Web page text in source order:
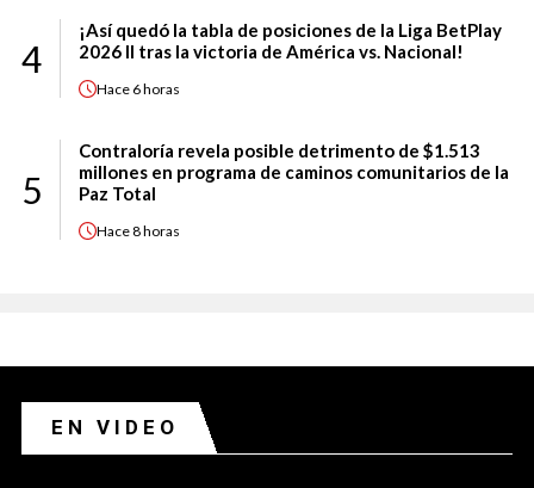
4
¡Así quedó la tabla de posiciones de la Liga BetPlay
2026 II tras la victoria de América vs. Nacional!
Hace 6 horas
5
Contraloría revela posible detrimento de $1.513
millones en programa de caminos comunitarios de la
Paz Total
Hace8 horas
EN VIDEO